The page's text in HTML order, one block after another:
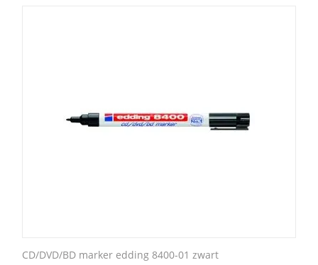
CD/DVD/BD marker edding 8400-01 zwart